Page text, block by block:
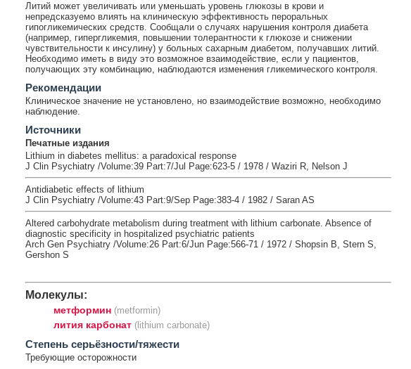
Литий может увеличивать или уменьшать уровень глюкозы в крови и
непредсказуемо влиять на клиническую эффективность пероральных
гипогликемических средств. Сообщали о случаях нарушения контроля диабета
(например, гипергликемия, повышении толерантности к глюкозе и снижении
чувствительности к инсулину) у больных сахарным диабетом, получавших литий.
Необходимо иметь в виду это возможное взаимодействие, если у пациентов,
получающих эту комбинацию, наблюдаются изменения гликемического контроля.
Рекомендации
Клиническое значение не установлено, но взаимодействие возможно, необходимо
наблюдение.
Источники
Печатные издания
Lithium in diabetes mellitus: a paradoxical response
J Clin Psychiatry /Volume:39 Part:7/Jul Page:623-5 / 1978 / Waziri R, Nelson J
Antidiabetic effects of lithium
J Clin Psychiatry /Volume:43 Part:9/Sep Page:383-4 / 1982 / Saran AS
Altered carbohydrate metabolism during treatment with lithium carbonate. Absence of
diagnostic specificity in hospitalized psychiatric patients
Arch Gen Psychiatry /Volume:26 Part:6/Jun Page:566-71 / 1972 / Shopsin B, Stern S,
Gershon S
Молекулы:
метформин (metformin)
лития карбонат (lithium carbonate)
Cтепень серьёзности/тяжести
Требующие осторожности